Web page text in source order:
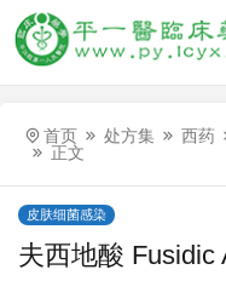
首页 处方集 西药
正文
皮肤细菌感染
夫西地酸 Fusidic